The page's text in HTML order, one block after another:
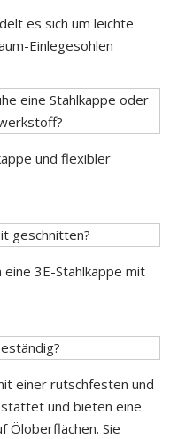
es sich um leichte
Einlegesohlen
eine Stahlkappe oder
und flexibler
geschnitten?
eine 3E-Stahlkappe mit
einer rutschfesten und
und bieten eine
Öloberflächen. Sie